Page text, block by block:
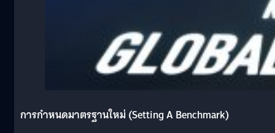
การกำหนดมาตรฐานใหม่ (Setting A Benchmark)